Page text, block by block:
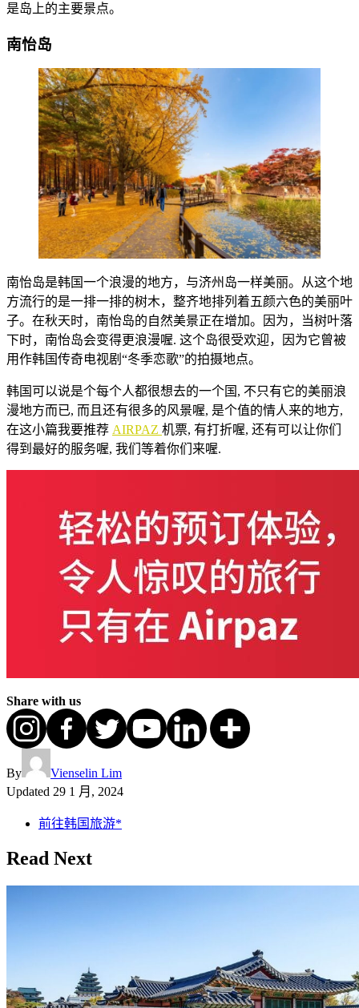
是岛上的主要景点。
南怡岛
南怡岛是韩国一个浪漫的地方，与济州岛一样美丽。从这个地
方流行的是一排一排的树木，整齐地排列着五颜六色的美丽叶
子。在秋天时，南怡岛的自然美景正在增加。因为，当树叶落
下时，南怡岛会变得更浪漫喔. 这个岛很受欢迎，因为它曾被
用作韩国传奇电视剧“冬季恋歌”的拍摄地点。
韩国可以说是个每个人都很想去的一个国, 不只有它的美丽浪
漫地方而已, 而且还有很多的风景喔, 是个值的情人来的地方,
在这小篇我要推荐 AIRPAZ 机票, 有打折喔, 还有可以让你们
得到最好的服务喔, 我们等着你们来喔.
Share with us
By
Vienselin Lim
Updated 29 1 月, 2024
前往韩国旅游*
Read Next